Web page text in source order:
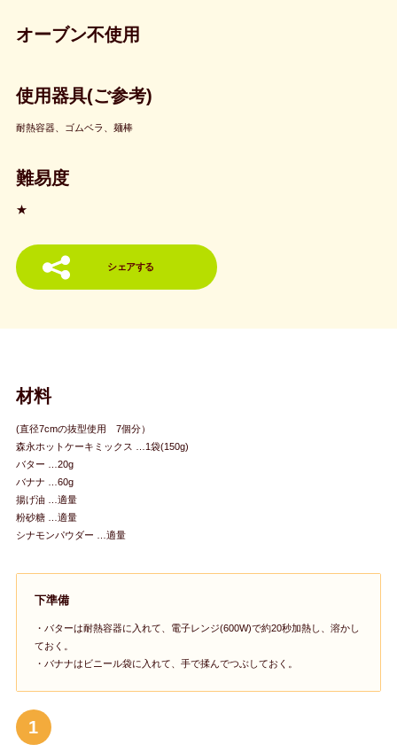
オーブン不使用
使用器具(ご参考)
耐熱容器、ゴムベラ、麺棒
難易度
★
シェアする
材料
(直径7cmの抜型使用 7個分）
森永ホットケーキミックス …1袋(150g)
バター …20g
バナナ …60g
揚げ油 …適量
粉砂糖 …適量
シナモンパウダー …適量
下準備
・バターは耐熱容器に入れて、電子レンジ(600W)で約20秒加熱し、溶かし
ておく。
・バナナはビニール袋に入れて、手で揉んでつぶしておく。
1